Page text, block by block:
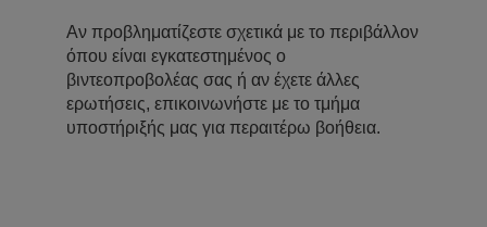
Αν προβληματίζεστε σχετικά με το περιβάλλον
όπου είναι εγκατεστημένος ο
βιντεοπροβολέας σας ή αν έχετε άλλες
ερωτήσεις, επικοινωνήστε με το τμήμα
υποστήριξής μας για περαιτέρω βοήθεια.